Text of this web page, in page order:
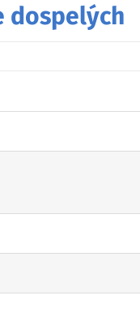
dospelých